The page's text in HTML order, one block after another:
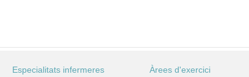
Especialitats infermeres Àrees d'exercici